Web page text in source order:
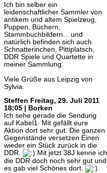
Ich bin selber ein
leidenschaftlicher Sammler von
antikem und altem Spielzeug,
Puppen, Büchern,
Stammbuchbildern... und
natürlich befinden sich auch
Schnatterinchen, Pittiplatsch,
DDR Spiele und Quartette in
meiner Sammlung.
Viele Grüße aus Leipzig von
Sylvia.
Steffen Freitag, 29. Juli 2011
18:05 | Borken
Ich sehe gerade die Sendung
auf Kabel1. Mit gefällt eure
Aktion dort sehr gut. Die ganzen
Gegenstände versetzen Einen
wieder ein Stück zurück in die
DDR.
Mit jetzt 38J kenne ich
die DDR doch noch sehr gut und
es gab viel Schönes dort.